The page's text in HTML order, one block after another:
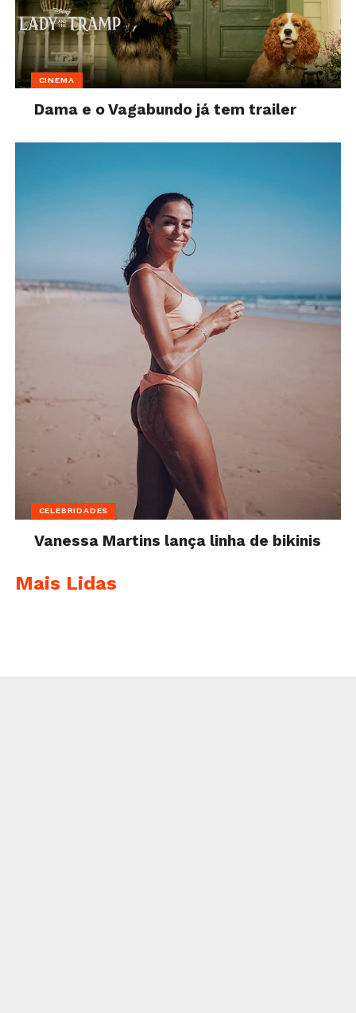
CINEMA
Dama e o Vagabundo já tem trailer
CELEBRIDADES
Vanessa Martins lança linha de bikinis
Mais Lidas